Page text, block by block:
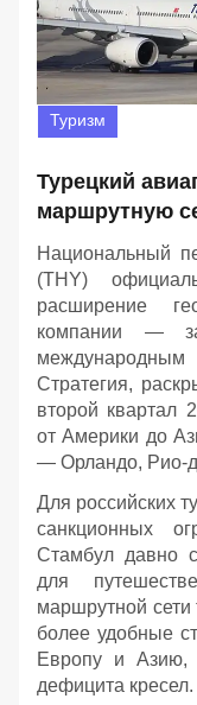
Туризм
Турецкий
маршрутную
Национальный
(THY)
расширение
компании —
Стратегия,
второй квартал
от Америки до
— Орландо, Рио-
Для российских
санкционных
Стамбул давно
для
маршрутной сети
более удобные
Европу и Азию,
дефицита кресел.